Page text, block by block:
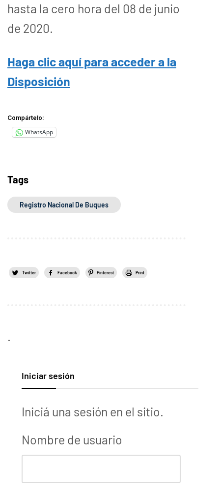
hasta la cero hora del 08 de junio
de 2020.
Haga clic aquí para acceder a la
Disposición
Compártelo:
WhatsApp
Tags
Registro Nacional De Buques
Twitter Facebook Pinterest Print
.
Iniciar sesión
Iniciá una sesión en el sitio.
Nombre de usuario